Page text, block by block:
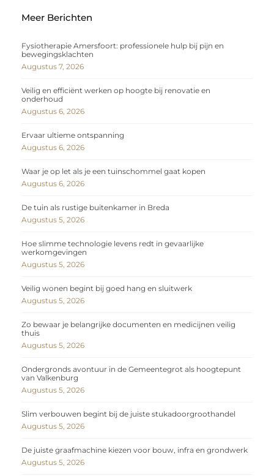
Meer Berichten
Fysiotherapie Amersfoort: professionele hulp bij pijn en
bewegingsklachten
Augustus 7, 2026
Veilig en efficiënt werken op hoogte bij renovatie en
onderhoud
Augustus 6, 2026
Ervaar ultieme ontspanning
Augustus 6, 2026
Waar je op let als je een tuinschommel gaat kopen
Augustus 6, 2026
De tuin als rustige buitenkamer in Breda
Augustus 5, 2026
Hoe slimme technologie levens redt in gevaarlijke
werkomgevingen
Augustus 5, 2026
Veilig wonen begint bij goed hang en sluitwerk
Augustus 5, 2026
Zo bewaar je belangrijke documenten en medicijnen veilig
thuis
Augustus 5, 2026
Ondergronds avontuur in de Gemeentegrot als hoogtepunt
van Valkenburg
Augustus 5, 2026
Slim verbouwen begint bij de juiste stukadoorgroothandel
Augustus 5, 2026
De juiste graafmachine kiezen voor bouw, infra en grondwerk
Augustus 5, 2026